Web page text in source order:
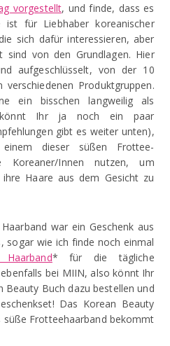
vorgestellt, und finde, dass es
ist für Liebhaber koreanischer
sich dafür interessieren, aber
sind von den Grundlagen. Hier
aufgeschlüsselt, von der 10
Produktgruppen.
ein bisschen langweilig als
könnt Ihr ja noch ein paar
gibt es weiter unten),
dieser süßen Frottee-
Koreaner/Innen nutzen, um
Haare aus dem Gesicht zu
war ein Geschenk aus
sogar wie ich finde noch einmal
* für die tägliche
bei MIIN, also könnt Ihr
Beauty Buch dazu bestellen und
Das Korean Beauty
Frotteehaarband bekommt